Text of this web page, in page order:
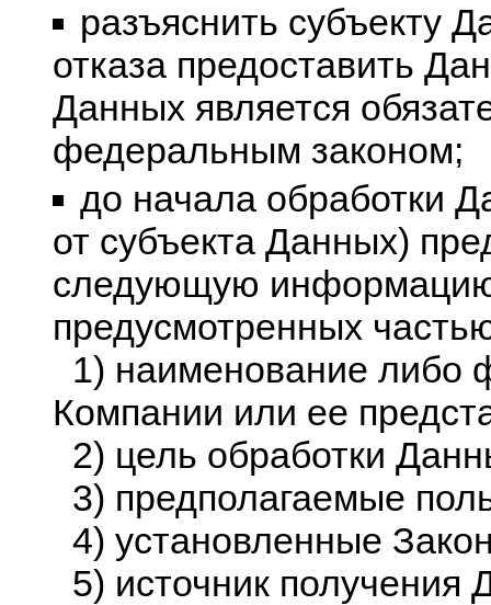
разъяснить субъекту
отказа предоставить
Данных является
федеральным законом;
до начала обработки
от субъекта Данных)
следующую
предусмотренных
1) наименование либо
Компании или ее
2) цель обработки
3) предполагаемые
4) установленные
5) источник получения